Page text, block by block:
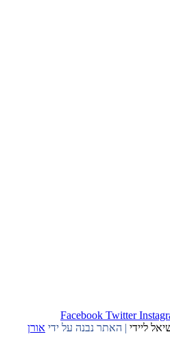
Facebook Twitter
| האתר נבנה על ידי אורן